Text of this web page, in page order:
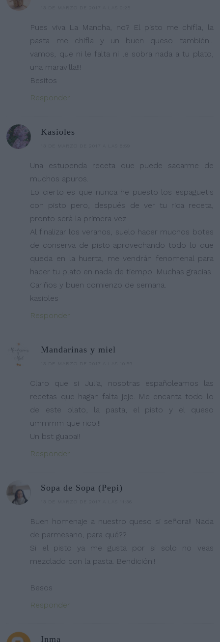
Pues viva La Mancha, no? El pisto me chifla, la
pasta me chifla y un buen queso también...
vamos, que ni le falta ni le sobra nada a tu plato,
una maravilla!!!
Besitos
Responder
Kasioles
Una estupenda receta que puede sacarme de
muchos apuros.
Lo cierto es que nunca he puesto los espaguetis
con pisto pero, después de ver tu rica receta,
pronto serà la primera vez.
Al finalizar los veranos, suelo hacer muchos botes
de conserva de pisto aprovechando todo lo que
queda en la huerta, me vendrán fenomenal para
hacer tu plato en nada de tiempo. Muchas gracias.
Cariños y buen comienzo de semana.
kasioles
Responder
Mandarinas y miel
Claro que si Julia, nosotras españoleamos las
recetas que hagan falta jeje. Me encanta todo lo
de este plato, la pasta, el pisto y el queso
ummmm que rico!!!
Un bst guapa!!
Responder
Sopa de Sopa (Pepi)
Buen homenaje a nuestro queso si señora!! Nada
de parmesano, para qué??
Si el pisto ya me gusta por si solo no veas
mezclado con la pasta. Bendición!!
Besos
Responder
Inma